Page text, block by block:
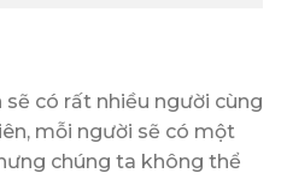
có rất nhiều người cùng
mỗi người sẽ có một
chúng ta không thể